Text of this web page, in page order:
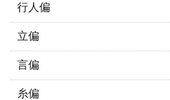
行人偏
立偏
言偏
糸偏